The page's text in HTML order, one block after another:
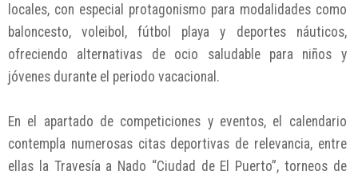
locales, con especial protagonismo para modalidades como
baloncesto, voleibol, fútbol playa y deportes náuticos,
ofreciendo alternativas de ocio saludable para niños y
jóvenes durante el periodo vacacional.
En el apartado de competiciones y eventos, el calendario
contempla numerosas citas deportivas de relevancia, entre
ellas la Travesía a Nado “Ciudad de El Puerto”, torneos de